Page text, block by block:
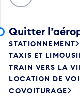
Quitter
STATIONNEMENT
TAXIS ET
TRAIN VERS LA
LOCATION DE
COVOITURAGE